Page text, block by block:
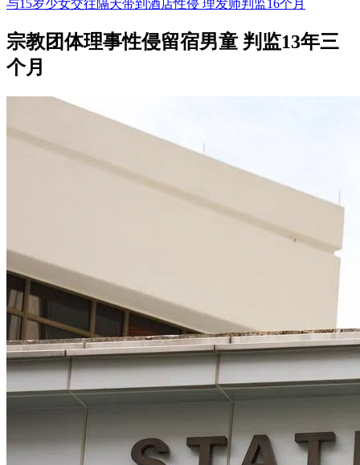
与15岁少女交往隔天带到酒店性侵 理发师判监16个月
宗教团体理事性侵留宿男童 判监13年三
个月